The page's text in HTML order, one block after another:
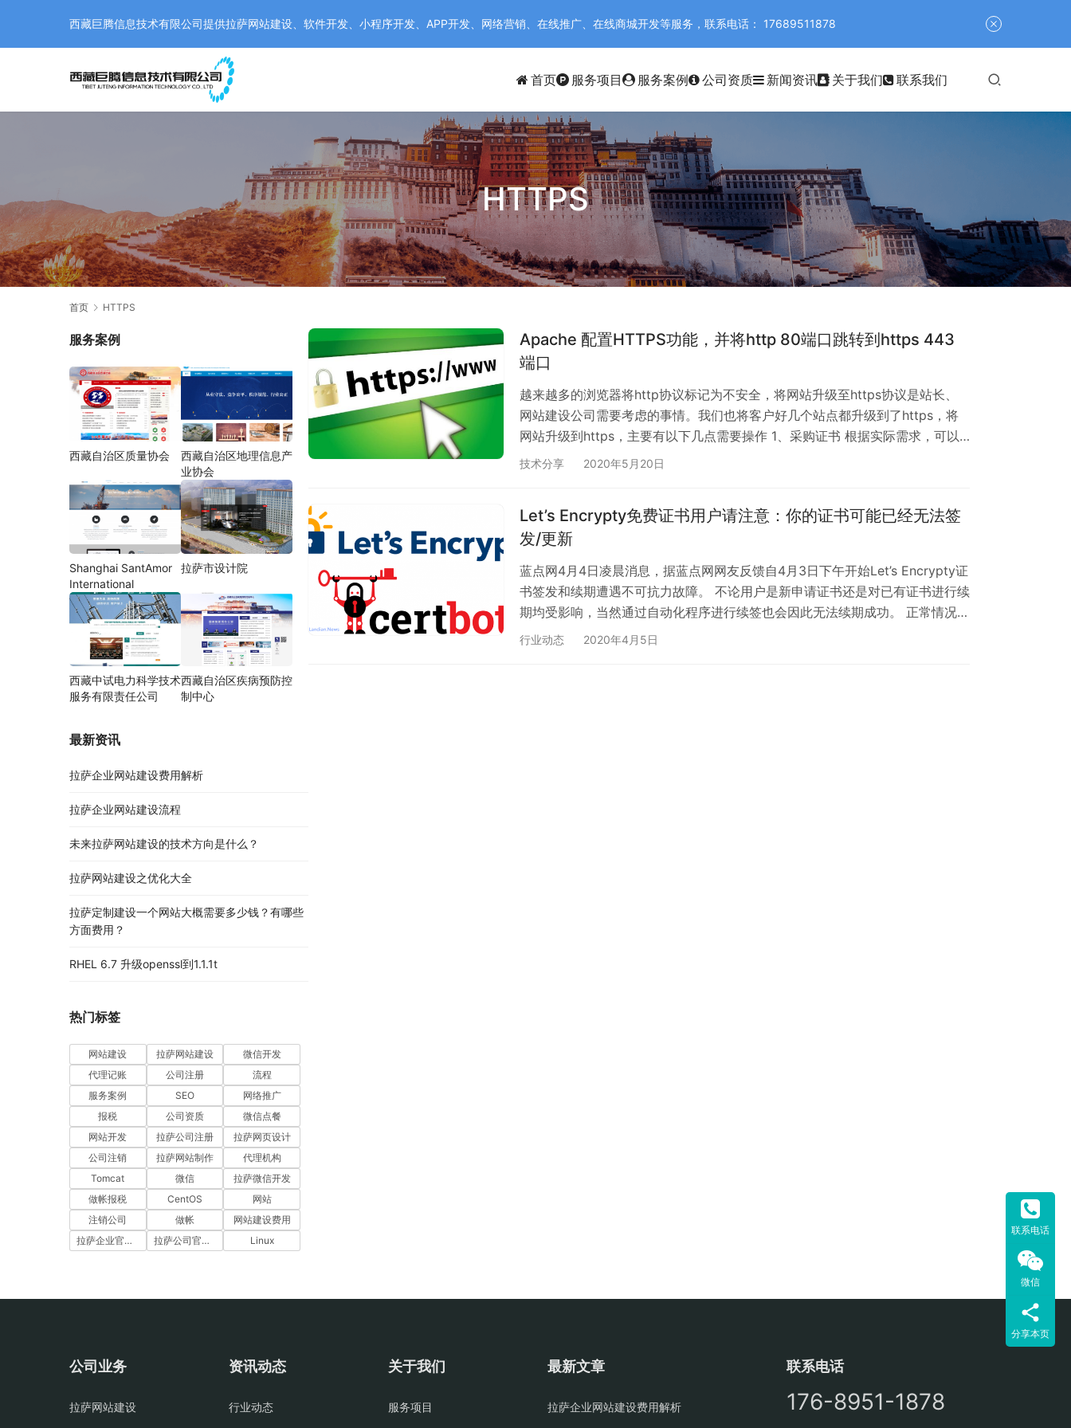
西藏巨腾信息技术有限公司提供拉萨网站建设、软件开发、小程序开发、APP开发、网络营销、在线推广、在线商城开发等服务，联系电话： 17689511878
首页 服务项目 服务案例 公司资质 新闻资讯 关于我们 联系我们
HTTPS
首页 HTTPS
Apache 配置HTTPS功能，并将http 80端口跳转到https 443
端口
越来越多的浏览器将http协议标记为不安全，将网站升级至https协议是站长、
网站建设公司需要考虑的事情。我们也将客户好几个站点都升级到了https，将
网站升级到https，主要有以下几点需要操作 1、采购证书 根据实际需求，可以
采购证书，也可以采用免费证书。免费证书阿里云、腾讯云都有提供。 2、开启
技术分享 2020年5月20日
Let’s Encrypty免费证书用户请注意：你的证书可能已经无法签
发/更新
蓝点网4月4日凌晨消息，据蓝点网网友反馈自4月3日下午开始Let’s Encrypty证
书签发和续期遭遇不可抗力故障。 不论用户是新申请证书还是对已有证书进行续
期均受影响，当然通过自动化程序进行续签也会因此无法续期成功。 正常情况下
续期都会提前进行因此暂时部分即将到期的证书还可以使用，但如果接下来无法
行业动态 2020年4月5日
服务案例
西藏自治区质量协会
西藏自治区地理信息产
业协会
Shanghai SantAmor
International
拉萨市设计院
西藏中试电力科学技术
服务有限责任公司
西藏自治区疾病预防控
制中心
最新资讯
拉萨企业网站建设费用解析
拉萨企业网站建设流程
未来拉萨网站建设的技术方向是什么？
拉萨网站建设之优化大全
拉萨定制建设一个网站大概需要多少钱？有哪些
方面费用？
RHEL 6.7 升级openssl到1.1.1t
热门标签
网站建设 拉萨网站建设
微信开发
代理记账
公司注册
流程
服务案例
SEO
网络推广
报税
公司资质
微信点餐
网站开发
拉萨公司注册
拉萨网页设计
公司注销
拉萨网站制作
代理机构
Tomcat
微信
拉萨微信开发
做帐报税
CentOS
网站
注销公司
做帐
网站建设费用
拉萨企业官网建设
拉萨公司官网建设 Linux
公司业务
拉萨网站建设
资讯动态
行业动态
关于我们
服务项目
最新文章
拉萨企业网站建设费用解析
联系电话
176-8951-1878
联系电话
微信
分享本页